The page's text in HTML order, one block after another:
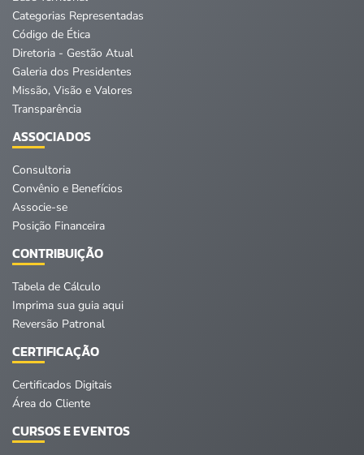
Categorias Representadas
Código de Ética
Diretoria - Gestão Atual
Galeria dos Presidentes
Missão, Visão e Valores
Transparência
ASSOCIADOS
Consultoria
Convênio e Benefícios
Associe-se
Posição Financeira
CONTRIBUIÇÃO
Tabela de Cálculo
Imprima sua guia aqui
Reversão Patronal
CERTIFICAÇÃO
Certificados Digitais
Área do Cliente
CURSOS E EVENTOS